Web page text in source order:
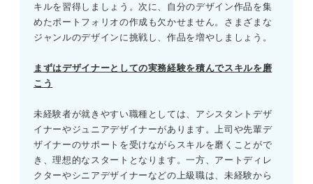
キルを習得しましょう。次に、自分のデザイン作品を集
めたポートフォリオの作成も欠かせません。さまざまな
ジャンルのデザインに挑戦し、作品を増やしましょう。
まずはデザイナーとしての実務経験を積んでスキルを磨
こう
未経験者が就きやすい職種としては、アシスタントデザ
イナーやジュニアデザイナーがあります。上司や先輩デ
ザイナーのサポートを受けながらスキルを磨くことがで
き、理想的なスタートとなります。一方、アートディレ
クターやシニアデザイナーなどの上級職は、未経験から